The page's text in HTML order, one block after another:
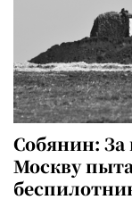
Собянин: За
Москву